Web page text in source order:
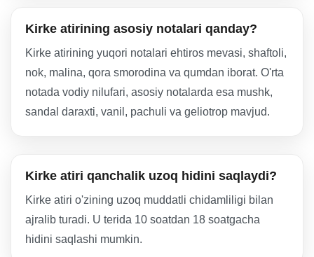
Kirke atirining asosiy notalari qanday?
Kirke atirining yuqori notalari ehtiros mevasi, shaftoli,
nok, malina, qora smorodina va qumdan iborat. O'rta
notada vodiy nilufari, asosiy notalarda esa mushk,
sandal daraxti, vanil, pachuli va geliotrop mavjud.
Kirke atiri qanchalik uzoq hidini saqlaydi?
Kirke atiri o'zining uzoq muddatli chidamliligi bilan
ajralib turadi. U terida 10 soatdan 18 soatgacha
hidini saqlashi mumkin.